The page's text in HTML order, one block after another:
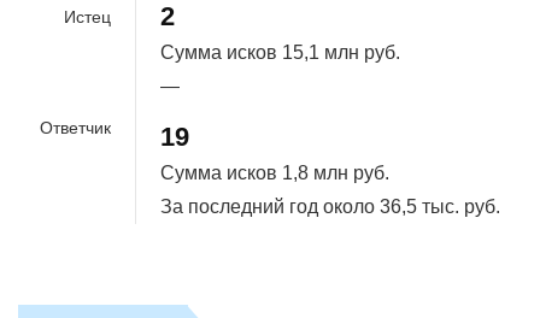
Истец
Ответчик
2
Сумма исков 15,1 млн руб.
—
19
Сумма исков 1,8 млн руб.
За последний год около 36,5 тыс. руб.